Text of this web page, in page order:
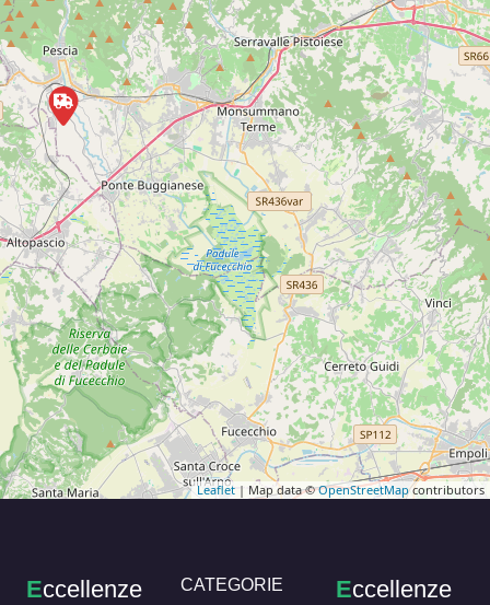
Leaflet | Map data ©OpenStreetMapcontributors
Eccellenze
CATEGORIE Eccellenze